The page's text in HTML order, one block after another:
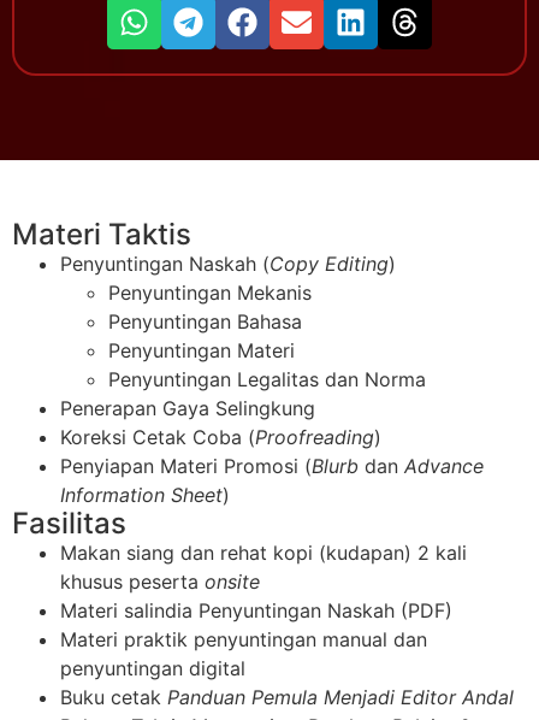
Materi Taktis
Penyuntingan Naskah (Copy Editing)
Penyuntingan Mekanis
Penyuntingan Bahasa
Penyuntingan Materi
Penyuntingan Legalitas dan Norma
Penerapan Gaya Selingkung
Koreksi Cetak Coba (Proofreading)
Penyiapan Materi Promosi (Blurb dan Advance
Information Sheet)
Fasilitas
Makan siang dan rehat kopi (kudapan) 2 kali
khusus peserta onsite
Materi salindia Penyuntingan Naskah (PDF)
Materi praktik penyuntingan manual dan
penyuntingan digital
Buku cetak Panduan Pemula Menjadi Editor Andal